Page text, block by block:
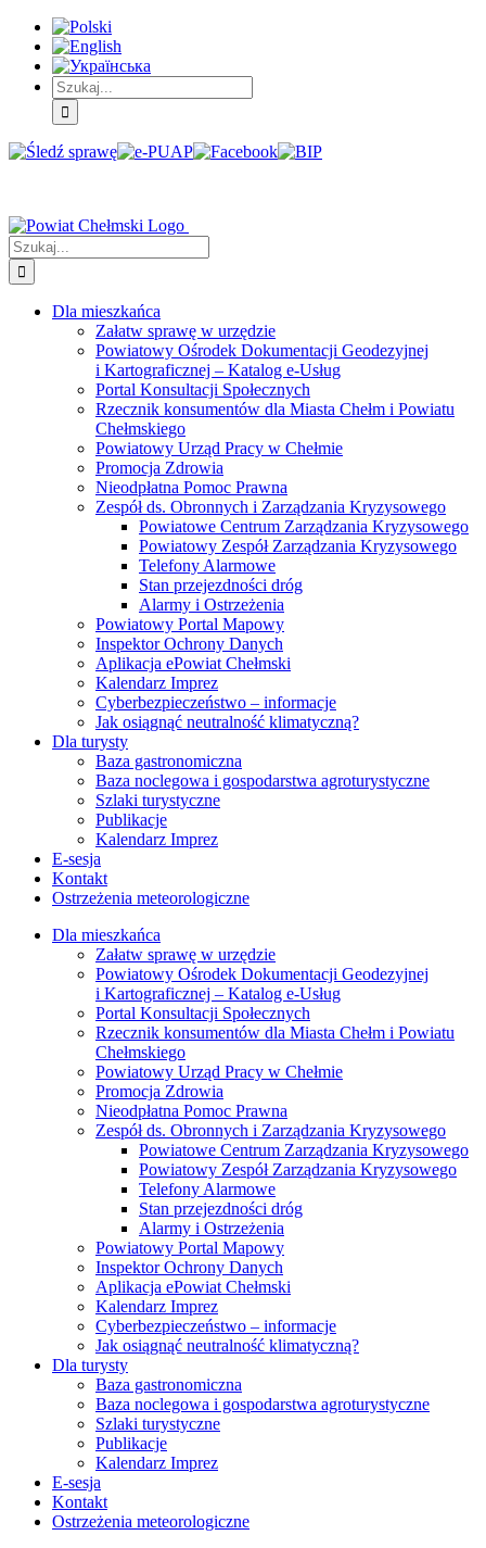
Skip
Treść
główna
Skip
Menu
główne
Skip
Menu
dodatkowe
Szukaj
Śledź
E-
Facebook BIP Instagram
Szukaj
Dla mieszkańca
Załatw sprawę w urzędzie
Powiatowy Ośrodek Dokumentacji Geodezyjnej
i Kartograficznej – Katalog e-Usług
Portal Konsultacji Społecznych
Rzecznik konsumentów dla Miasta Chełm i Powiatu
Chełmskiego
Powiatowy Urząd Pracy w Chełmie
Promocja Zdrowia
Nieodpłatna Pomoc Prawna
Zespół ds. Obronnych i Zarządzania Kryzysowego
Powiatowe Centrum Zarządzania Kryzysowego
Powiatowy Zespół Zarządzania Kryzysowego
Telefony Alarmowe
Stan przejezdności dróg
Alarmy i Ostrzeżenia
Powiatowy Portal Mapowy
Inspektor Ochrony Danych
Aplikacja ePowiat Chełmski
Kalendarz Imprez
Cyberbezpieczeństwo – informacje
Jak osiągnąć neutralność klimatyczną?
Dla turysty
Baza gastronomiczna
Baza noclegowa i gospodarstwa agroturystyczne
Szlaki turystyczne
Publikacje
Kalendarz Imprez
E-sesja
Kontakt
Ostrzeżenia meteorologiczne
Dla mieszkańca
Załatw sprawę w urzędzie
Powiatowy Ośrodek Dokumentacji Geodezyjnej
i Kartograficznej – Katalog e-Usług
Portal Konsultacji Społecznych
Rzecznik konsumentów dla Miasta Chełm i Powiatu
Chełmskiego
Powiatowy Urząd Pracy w Chełmie
Promocja Zdrowia
Nieodpłatna Pomoc Prawna
Zespół ds. Obronnych i Zarządzania Kryzysowego
Powiatowe Centrum Zarządzania Kryzysowego
Powiatowy Zespół Zarządzania Kryzysowego
Telefony Alarmowe
Stan przejezdności dróg
Alarmy i Ostrzeżenia
Powiatowy Portal Mapowy
Inspektor Ochrony Danych
Aplikacja ePowiat Chełmski
Kalendarz Imprez
Cyberbezpieczeństwo – informacje
Jak osiągnąć neutralność klimatyczną?
Dla turysty
Baza gastronomiczna
Baza noclegowa i gospodarstwa agroturystyczne
Szlaki turystyczne
Publikacje
Kalendarz Imprez
E-sesja
Kontakt
Ostrzeżenia meteorologiczne